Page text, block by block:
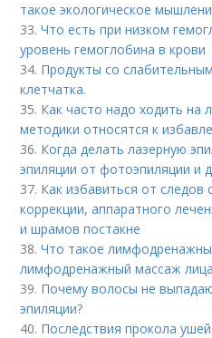
такое экологическое
33.Что есть при низком
уровень гемоглобина в крови
34. Продукты со
клетчатка.
35. Как часто надо ходить на
методики относятся к
36. Когда делать лазерную
эпиляции от фотоэпиляции и
37. Как избавиться от
коррекции, аппаратного
и шрамов постакне
38.Что такое
лимфодренажный массаж
39. Почему волосы не
эпиляции?
40. Последствия прокола